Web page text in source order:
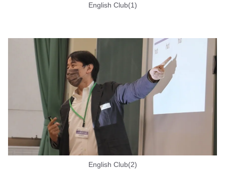
English Club(1)
English Club(2)